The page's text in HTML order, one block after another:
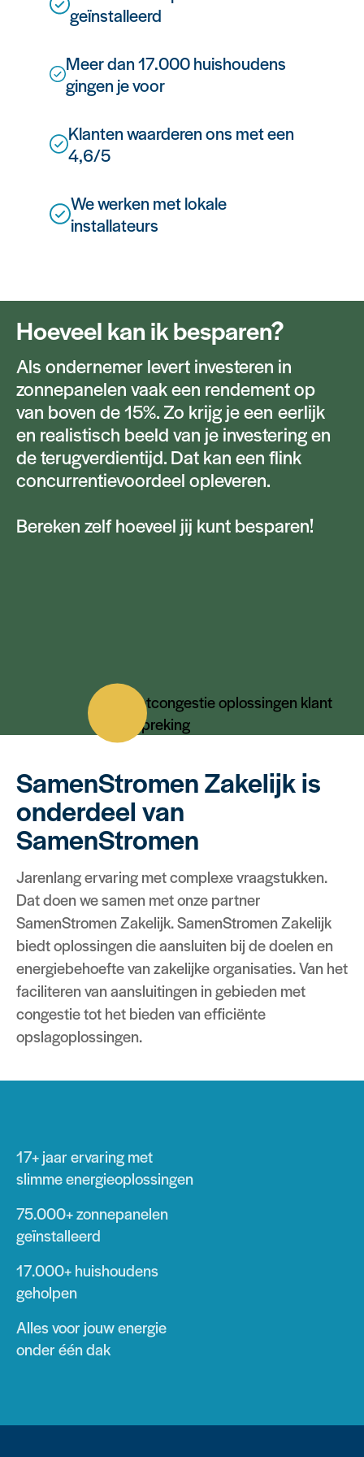
geïnstalleerd
Meer dan 17.000 huishoudens
gingen je voor
Klanten waarderen ons met een
4,6/5
We werken met lokale
installateurs
Hoeveel kan ik besparen?
Als ondernemer levert investeren in
zonnepanelen vaak een rendement op
van boven de 15%. Zo krijg je een eerlijk
en realistisch beeld van je investering en
de terugverdientijd. Dat kan een flink
concurrentievoordeel opleveren.
Bereken zelf hoeveel jij kunt besparen!
SamenStromen Zakelijk is
onderdeel van
SamenStromen
Jarenlang ervaring met complexe vraagstukken.
Dat doen we samen met onze partner
SamenStromen Zakelijk. SamenStromen Zakelijk
biedt oplossingen die aansluiten bij de doelen en
energiebehoefte van zakelijke organisaties. Van het
faciliteren van aansluitingen in gebieden met
congestie tot het bieden van efficiënte
opslagoplossingen.
17+ jaarervaring met
slimme energieoplossingen
75.000+zonnepanelen
geïnstalleerd
17.000+huishoudens
geholpen
Alles voor jouw energie
onder één dak